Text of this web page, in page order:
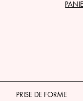
PRISE DE FORME